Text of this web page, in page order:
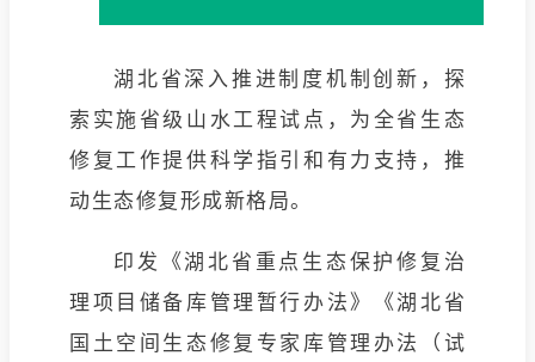
湖北省深入推进制度机制创新，探
索实施省级山水工程试点，为全省生态
修复工作提供科学指引和有力支持，推
动生态修复形成新格局。
印发《湖北省重点生态保护修复治
理项目储备库管理暂行办法》《湖北省
国土空间生态修复专家库管理办法（试